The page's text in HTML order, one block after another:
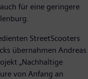
für eine geringere
StreetScooters
übernahmen Andreas
„Nachhaltige
von Anfang an